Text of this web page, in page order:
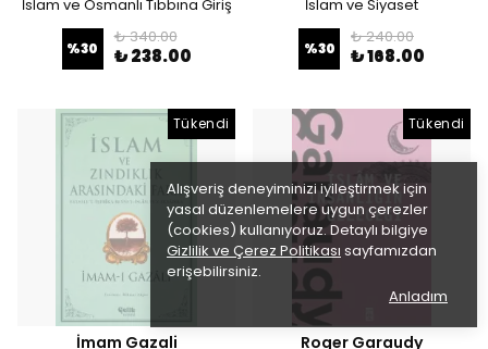
Alışveriş deneyiminizi iyileştirmek için
yasal düzenlemelere uygun çerezler
(cookies) kullanıyoruz. Detaylı bilgiye
Gizlilik ve Çerez Politikası sayfamızdan
erişebilirsiniz.
Anladım
İslam ve Osmanlı Tıbbına Giriş
%30
₺ 340.00
₺ 238.00
İslam ve Siyaset
%30
₺ 240.00
₺ 168.00
Tükendi
İmam Gazali
Tükendi
Roger Garaudy